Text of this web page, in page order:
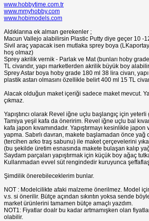
www.hobbytime.com.tr
www.mmyhobby.com
www.hobimodels.com
Aldıklarına ek alman gerekenler ;
Macun Vallejo alabilirsin Plastic Putty diye geçer 10 -12
Sivil araç yapacak isen mutlaka sprey boya
hoş olmaz)
Sprey akrilik vernik - Parlak ve Mat (bunları hoby
TL civarıdır, yapı marketlerden akrilik büyük boy
Sprey Astar boya hoby grade 180 ml 38 lira civarı,
plastik astarı olmasını özellikle belirt 400 ml 15 TL
Alacak olduğun maket içeriği sadece maket mevcut.
çıkmaz.
Yapıştırıcı olarak Revel iğne uçlu başlangıç için
Tamiya yeşil kafa da öneririm. Revel iğne uçlu bal
kafa japon kıvamındadır. Yapıştırmayı kesinlikle japon
yapma. Sabırlı davran, makete başlamadan önce yağ
(tercihen arko traş sabunu) ile maket çerçevelerini
(bu şekilde üretim esnasında makete bulaşan kalıp
Saydam parçaları yapıştırmak için küçük boy ağaç
Kullanmadan evvel süt rengindedir kuruyunca
Şimdilik önerebileceklerim bunlar.
NOT : Modelcilikte afaki malzeme önerilmez. Model
v.s. si önerilir. Bütçe açından sıkıntın yoksa sende
market ürünlerini tamamen bütçe amaçlı yazdım.
NOT1: Fiyatlar doalr bu kadar artmamışken olan
olabilir.